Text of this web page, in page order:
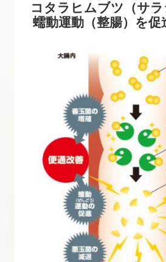
コタラヒムブツ（サ
蠕動運動（整腸）を促